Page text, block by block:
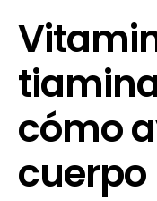
cómo
cuerpo